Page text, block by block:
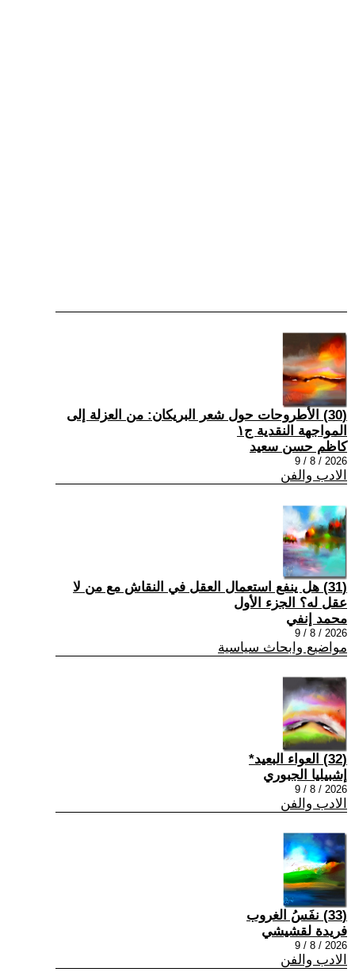
(30) الأطروحات حول شعر البريكان: من العزلة إلى
المواجهة النقدية ج١
كاظم حسن سعيد
2026 / 8 / 9
الادب والفن
(31) هل ينفع استعمال العقل في النقاش مع من لا
عقل له؟ الجزء الأول
محمد إنفي
2026 / 8 / 9
مواضيع وابحاث سياسية
(32) العواء البعيد*
إشبيليا الجبوري
2026 / 8 / 9
الادب والفن
(33) نفَسُ الغروب
فريدة لقشيشي
2026 / 8 / 9
الادب والفن